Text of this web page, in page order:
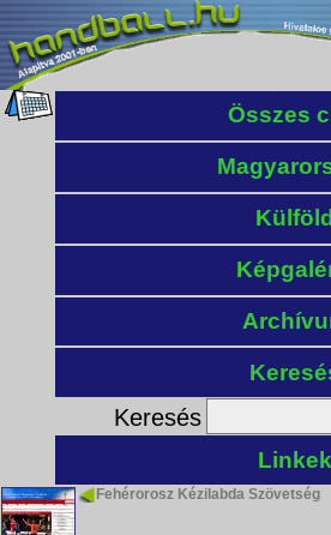
Összes
Külföld
Keresés
Linkek
Fehérorosz Kézilabda Szövetség